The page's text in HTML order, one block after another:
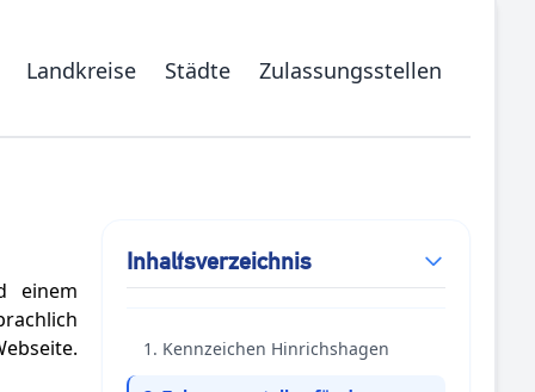
Landkreise Städte Zulassungsstellen
einem
Inhaltsverzeichnis
1. Kennzeichen Hinrichshagen